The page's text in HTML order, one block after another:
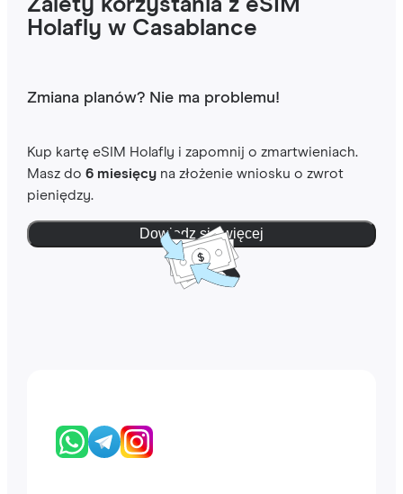
Zalety korzystania z eSIM
Holafly w Casablance
Zmiana planów? Nie ma problemu!
Kup kartę eSIM Holafly i zapomnij o zmartwieniach.
Masz do 6 miesięcyna złożenie wniosku o zwrot
pieniędzy.
Dowiedz się więcej